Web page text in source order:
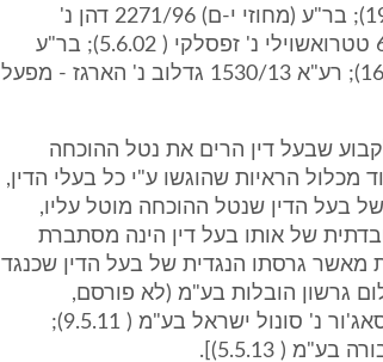
595/88 אדרי נ' חסקל, פ"ד מז (5) 333 (1993); בר"ע (מחוזי י-ם) 2271/96 דהן נ'
רייכמן ( 15.6.97); בר"ע (מחוזי ב"ש) 642/01 טטרואשוילי נ' זפסלקי ( 5.6.02); בר"ע
(מחוזי י-ם) 4114/02 ניסים נ' בן אלי ( 16.7.02); רע"א 1530/13 גדלוב נ' הארגז - מפעל
שבעל דין הרים את נטל ההוכחה
הראיות שהוגשו ע"י כל בעלי הדין,
בעל הדין שנטל ההוכחה מוטל עליו,
של אותו בעל דין הינה מסתברת
מאשר גרסתו הנגדית של בעל הדין שכנגד
שלום גרשון הובלות בע"מ (לא פורסם,
5.10.06); ע"א 8385/09 המועצה המקומית סאג'ור נ' סונול ישראל בע"מ ( 9.5.11);